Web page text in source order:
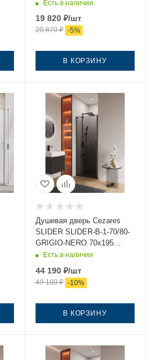
Есть в наличии
19 820₽/шт
20 870₽ -5%
В КОРЗИНУ
Душевая дверь Cezares
SLIDER SLIDER-B-1-70/80-
GRIGIO-NERO 70х195
стекло тонированное
Есть в наличии
44 190₽/шт
49 100₽ -10%
В КОРЗИНУ